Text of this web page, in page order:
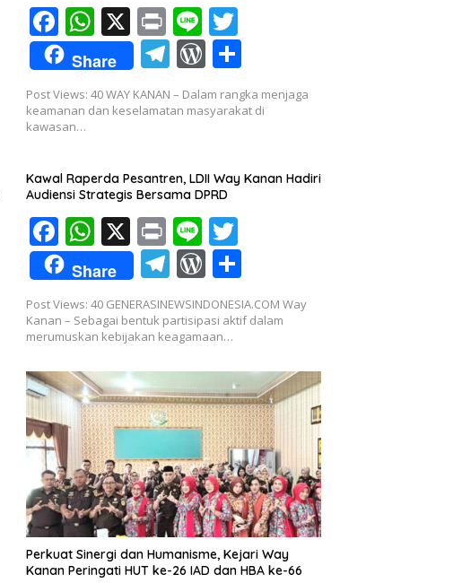
F
ac
e
b
o
o
k
W
h
at
s
p
p
X Pr
in
t
Li
n
e
T
w
itt
er
Share T
el
e
a
m
W
or
d
e
ss
S
h
ar
Post Views: 40 WAY KANAN – Dalam rangka menjaga
keamanan dan keselamatan masyarakat di
kawasan…
Kawal Raperda Pesantren, LDII Way Kanan Hadiri
Audiensi Strategis Bersama DPRD
F
ac
e
b
o
o
k
W
h
at
s
A
p
p
X Pr
in
t
Li
n
e
T
w
itt
er
Share T
el
e
gr
a
m
W
or
d
Pr
e
ss
S
h
ar
Post Views: 40 GENERASINEWSINDONESIA.COM Way
Kanan – Sebagai bentuk partisipasi aktif dalam
merumuskan kebijakan keagamaan…
Perkuat Sinergi dan Humanisme, Kejari Way
Kanan Peringati HUT ke-26 IAD dan HBA ke-66